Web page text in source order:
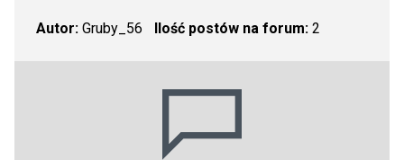
Autor: Gruby_56 Ilość postów na forum:2